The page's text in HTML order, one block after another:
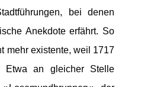
bei denen
Anekdote erfährt. So
mehr existente, weil 1717
Etwa an gleicher Stelle